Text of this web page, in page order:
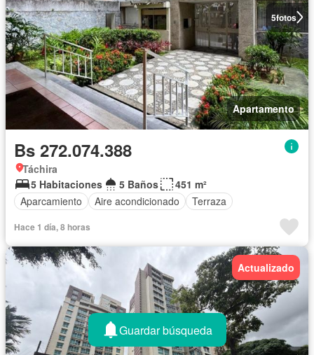
5fotos
Apartamento
Bs 272.074.388
Táchira
5 Habitaciones
5 Baños
451 m²
Aparcamiento
Aire acondicionado Terraza
Hace 1 día, 8 horas
Actualizado
Guardar búsqueda